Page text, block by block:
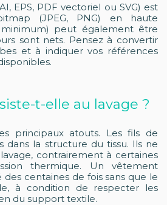
EPS, PDF vectoriel ou SVG) est
(JPEG, PNG) en haute
peut également être
sont nets. Pensez à convertir
et à indiquer vos références
t-elle au lavage ?
principaux atouts. Les fils de
dans la structure du tissu. Ils ne
contrairement à certaines
thermique. Un vêtement
centaines de fois sans que le
à condition de respecter les
du support textile.